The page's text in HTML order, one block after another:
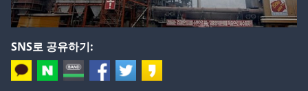
SNS로 공유하기: